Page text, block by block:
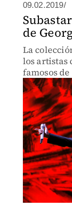
09.02.2019/
de
La
los artistas
famosos